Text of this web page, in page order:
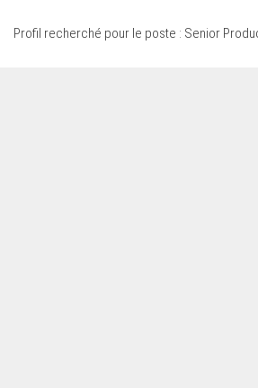
Profil recherché pour le poste : Senior